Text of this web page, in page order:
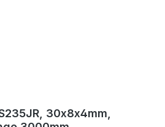
30x8x4mm,